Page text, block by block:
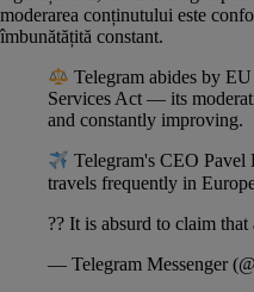
moderarea conținutului este
îmbunătățită constant.
Telegram abides by
Services Act — its
and constantly improving.
Telegram's CEO
travels frequently in
?‍? It is absurd to claim
— Telegram Messenger